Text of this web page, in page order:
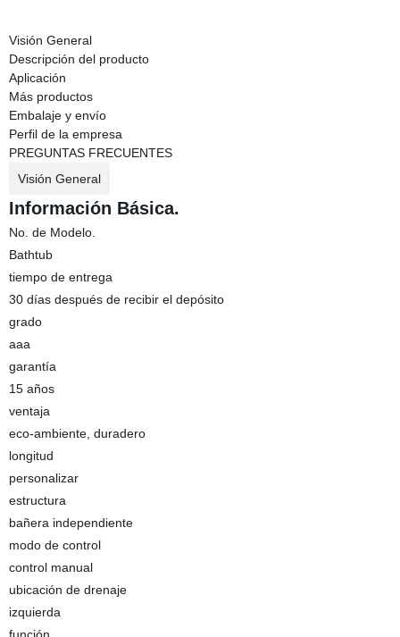
Visión General
Descripción del producto
Aplicación
Más productos
Embalaje y envío
Perfil de la empresa
PREGUNTAS FRECUENTES
Visión General
Información Básica.
No. de Modelo.
Bathtub
tiempo de entrega
30 días después de recibir el depósito
grado
aaa
garantía
15 años
ventaja
eco-ambiente, duradero
longitud
personalizar
estructura
bañera independiente
modo de control
control manual
ubicación de drenaje
izquierda